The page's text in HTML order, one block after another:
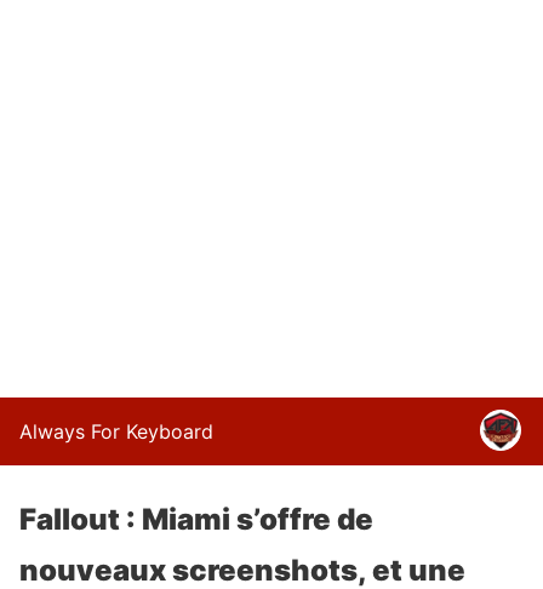
Always For Keyboard
Fallout : Miami s’offre de
nouveaux screenshots, et une